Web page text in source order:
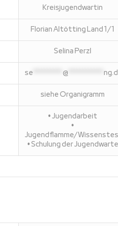
Kreisjugendwartin
Florian Altötting Land 1/1
Selina Perzl
se **********@ ************
siehe Organigramm
• Jugendarbeit
•
Jugendflamme/
• Schulung der Jugendwarte